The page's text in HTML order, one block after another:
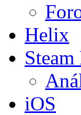
Helix
iOS